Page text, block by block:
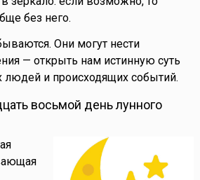
без него.
Они могут нести
— открыть нам истинную суть
и происходящих событий.
восьмой день лунного